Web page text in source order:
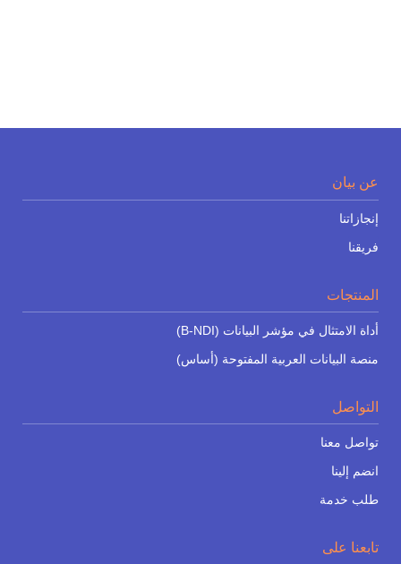
عن بيان
إنجازاتنا
فريقنا
المنتجات
أداة الامتثال في مؤشر البيانات (B-NDI)
منصة البيانات العربية المفتوحة (أساس)
التواصل
تواصل معنا
انضم إلينا
طلب خدمة
تابعنا على